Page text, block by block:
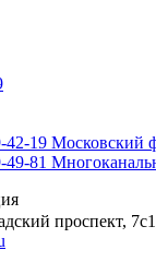
42-19 Московский
49-81
проспект,